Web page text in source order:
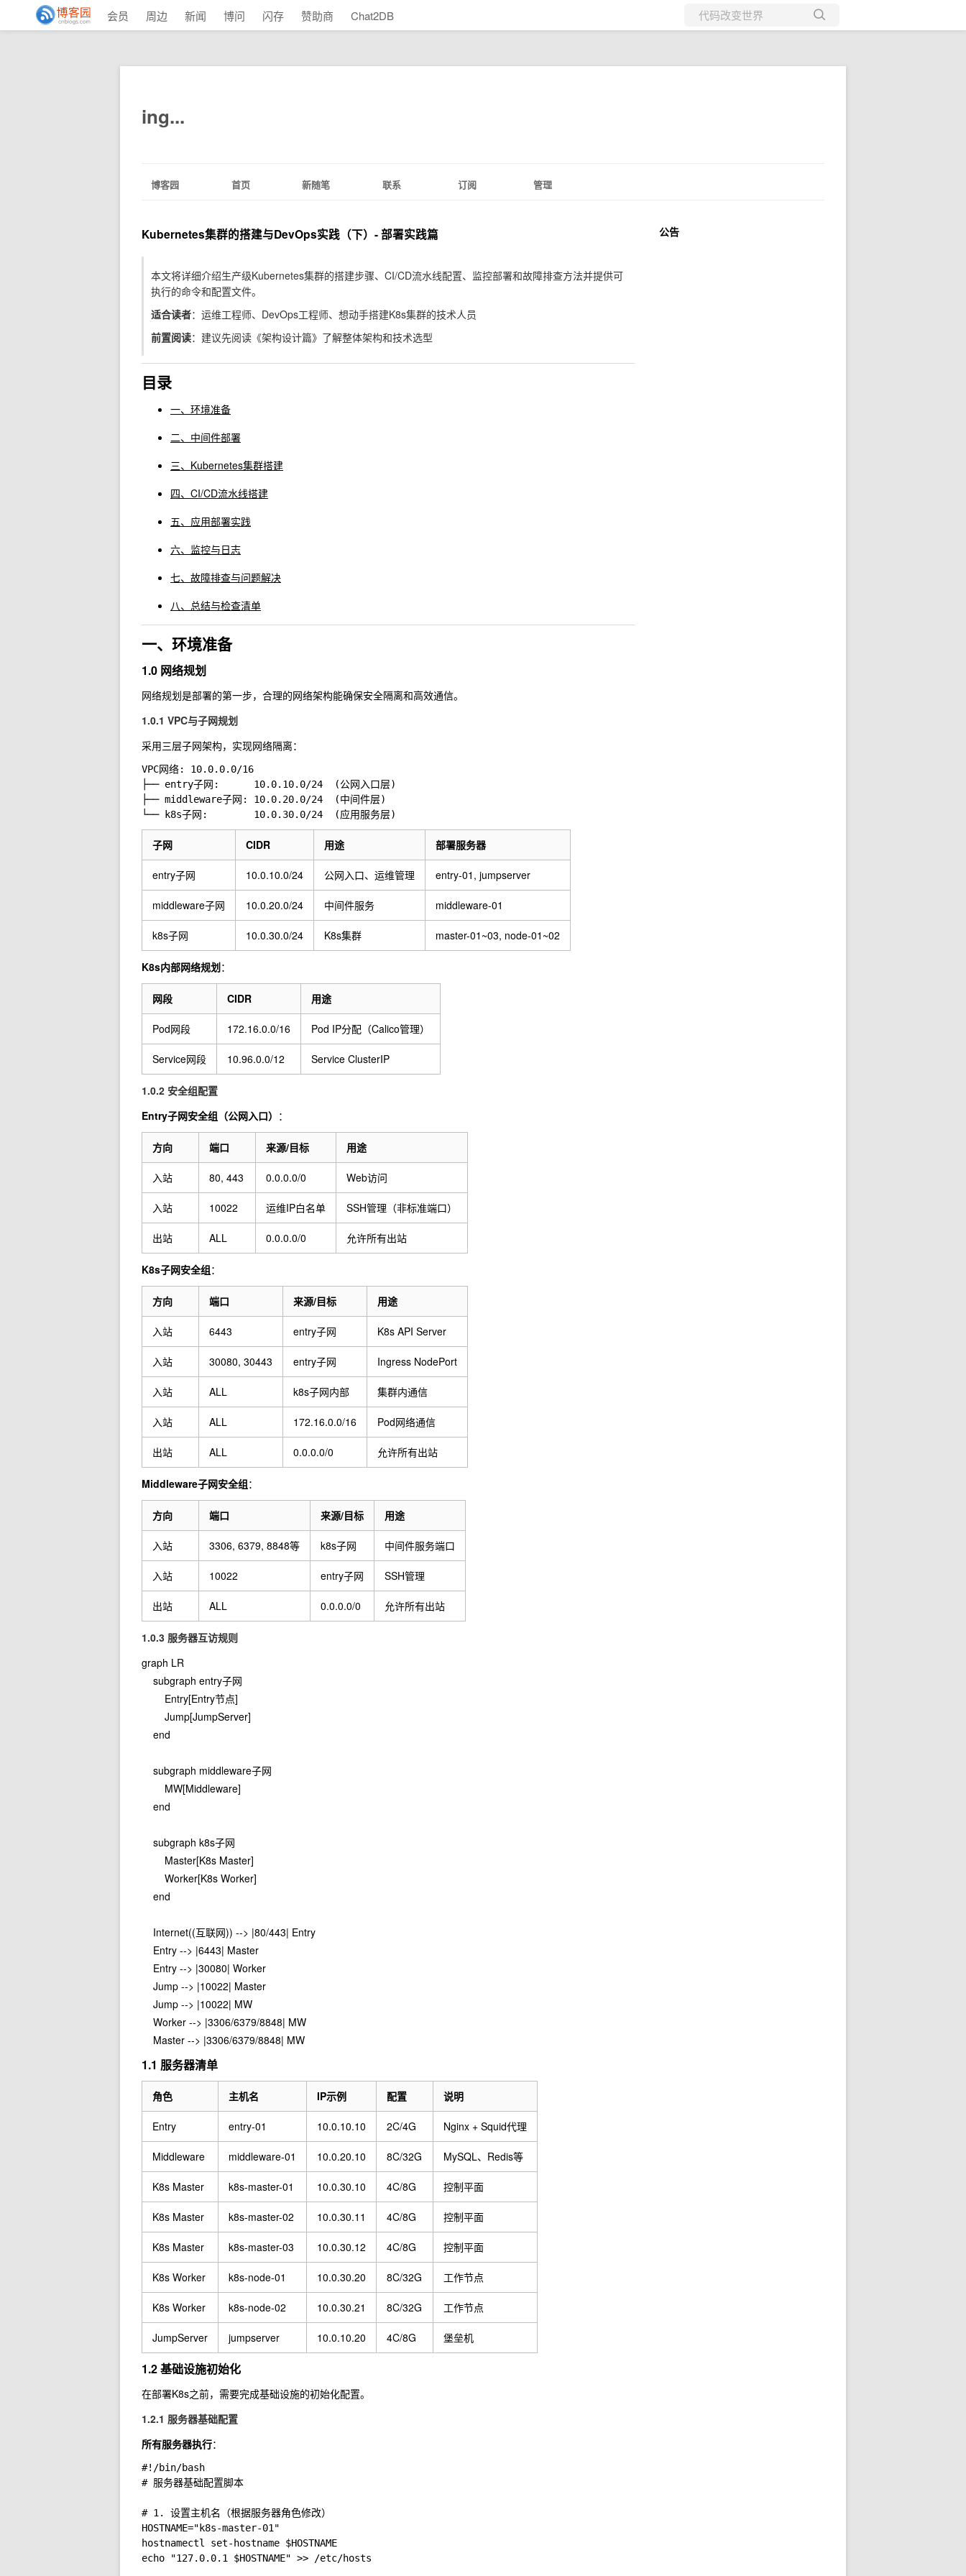
会员 周边 新闻 博问 闪存 赞助商 Chat2DB
当前博客
ing...
博客园 首页 新随笔 联系 订阅 管理
Kubernetes集群的搭建与DevOps实践（下）- 部署实践篇
本文将详细介绍生产级Kubernetes集群的搭建步骤、CI/CD流水线配置、监控部署和故障排查方法并提供可
执行的命令和配置文件。
适合读者：运维工程师、DevOps工程师、想动手搭建K8s集群的技术人员
前置阅读：建议先阅读《架构设计篇》了解整体架构和技术选型
目录
一、环境准备
二、中间件部署
三、Kubernetes集群搭建
四、CI/CD流水线搭建
五、应用部署实践
六、监控与日志
七、故障排查与问题解决
八、总结与检查清单
一、环境准备
1.0 网络规划
网络规划是部署的第一步，合理的网络架构能确保安全隔离和高效通信。
1.0.1 VPC与子网规划
采用三层子网架构，实现网络隔离：
VPC网络: 10.0.0.0/16
├── entry子网:      10.0.10.0/24  (公网入口层)
├── middleware子网: 10.0.20.0/24  (中间件层)
子网 CIDR 用途 部署服务器
entry子网 10.0.10.0/24 公网入口、运维管理 entry-01, jumpserver
middleware子网 10.0.20.0/24 中间件服务 middleware-01
k8s子网 10.0.30.0/24 K8s集群 master-01~03, node-01~02
K8s内部网络规划：
网段 CIDR 用途
Pod网段 172.16.0.0/16 Pod IP分配（Calico管理）
Service网段 10.96.0.0/12 Service ClusterIP
1.0.2 安全组配置
Entry子网安全组（公网入口） ：
方向 端口 来源/目标 用途
入站 80, 443 0.0.0.0/0 Web访问
入站 10022 运维IP白名单 SSH管理（非标准端口）
出站 ALL 0.0.0.0/0 允许所有出站
K8s子网安全组：
方向 端口 来源/目标 用途
入站 6443 entry子网 K8s API Server
入站 30080, 30443 entry子网 Ingress NodePort
入站 ALL k8s子网内部 集群内通信
入站 ALL 172.16.0.0/16 Pod网络通信
出站 ALL 0.0.0.0/0 允许所有出站
Middleware子网安全组：
方向 端口 来源/目标 用途
入站 3306, 6379, 8848等 k8s子网 中间件服务端口
入站 10022 entry子网 SSH管理
出站 ALL 0.0.0.0/0 允许所有出站
1.0.3 服务器互访规则
graph LR
1.1 服务器清单
角色 主机名 IP示例 配置 说明
Entry entry-01 10.0.10.10 2C/4G Nginx + Squid代理
Middleware middleware-01 10.0.20.10 8C/32G MySQL、Redis等
K8s Master k8s-master-01 10.0.30.10 4C/8G 控制平面
K8s Master k8s-master-02 10.0.30.11 4C/8G 控制平面
K8s Master k8s-master-03 10.0.30.12 4C/8G 控制平面
K8s Worker k8s-node-01 10.0.30.20 8C/32G 工作节点
K8s Worker k8s-node-02 10.0.30.21 8C/32G 工作节点
JumpServer jumpserver 10.0.10.20 4C/8G 堡垒机
1.2 基础设施初始化
在部署K8s之前，需要完成基础设施的初始化配置。
1.2.1 服务器基础配置
所有服务器执行：
#!/bin/bash
# 服务器基础配置脚本
# 1. 设置主机名（根据服务器角色修改）
HOSTNAME="k8s-master-01"
hostnamectl set-hostname $HOSTNAME
echo "127.0.0.1 $HOSTNAME" >> /etc/hosts
公告